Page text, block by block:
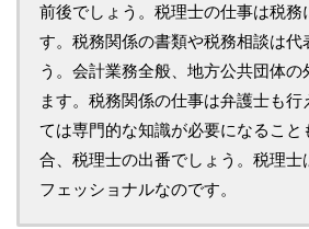
前後でしょう。税理士の仕事は税
す。税務関係の書類や税務相談は代
う。会計業務全般、地方公共団体の
ます。税務関係の仕事は弁護士も行
ては専門的な知識が必要になるこ
合、税理士の出番でしょう。税理士
フェッショナルなのです。